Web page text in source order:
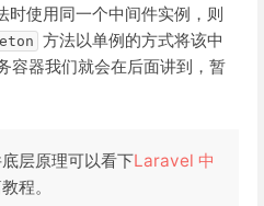
时使用同一个中间件实例，则
方法以单例的方式将该中
容器我们就会在后面讲到，暂
层原理可以看下Laravel 中
程。